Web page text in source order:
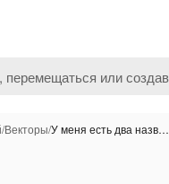
/Векторы/У меня есть два назв…